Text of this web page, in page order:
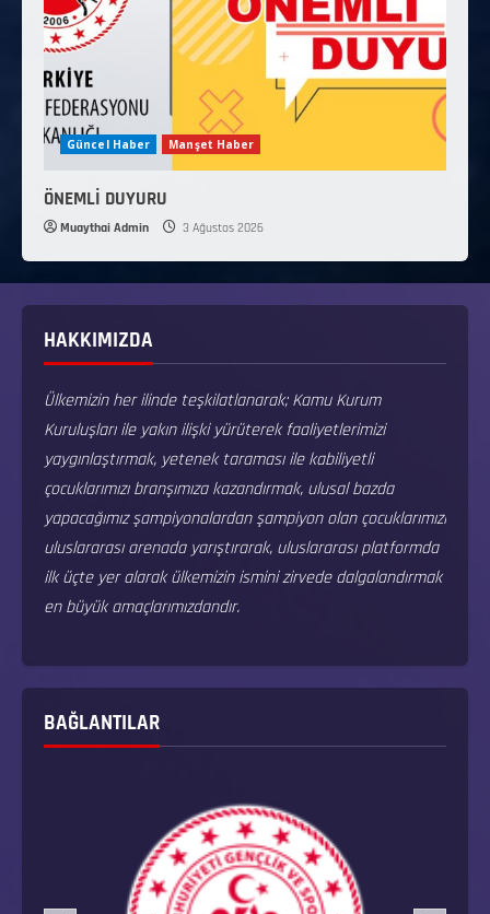
Güncel Haber Manşet Haber
ÖNEMLİ DUYURU
Muaythai Admin 3 Ağustos 2026
HAKKIMIZDA
Ülkemizin her ilinde teşkilatlanarak; Kamu Kurum
Kuruluşları ile yakın ilişki yürüterek faaliyetlerimizi
yaygınlaştırmak, yetenek taraması ile kabiliyetli
çocuklarımızı branşımıza kazandırmak, ulusal bazda
yapacağımız şampiyonalardan şampiyon olan çocuklarımızı
uluslararası arenada yarıştırarak, uluslararası platformda
ilk üçte yer alarak ülkemizin ismini zirvede dalgalandırmak
en büyük amaçlarımızdandır.
BAĞLANTILAR